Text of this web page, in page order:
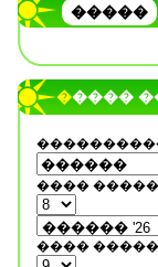
�����
�����
����
����